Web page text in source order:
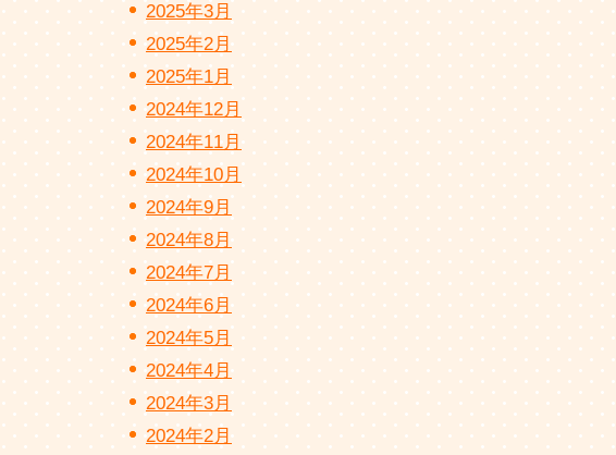
2025年3月
2025年2月
2025年1月
2024年12月
2024年11月
2024年10月
2024年9月
2024年8月
2024年7月
2024年6月
2024年5月
2024年4月
2024年3月
2024年2月